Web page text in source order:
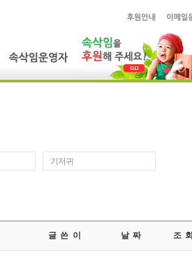
기저귀
글 쓴 이 날 짜 조 회